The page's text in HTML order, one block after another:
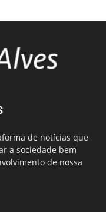
de notícias que
a sociedade bem
de nossa